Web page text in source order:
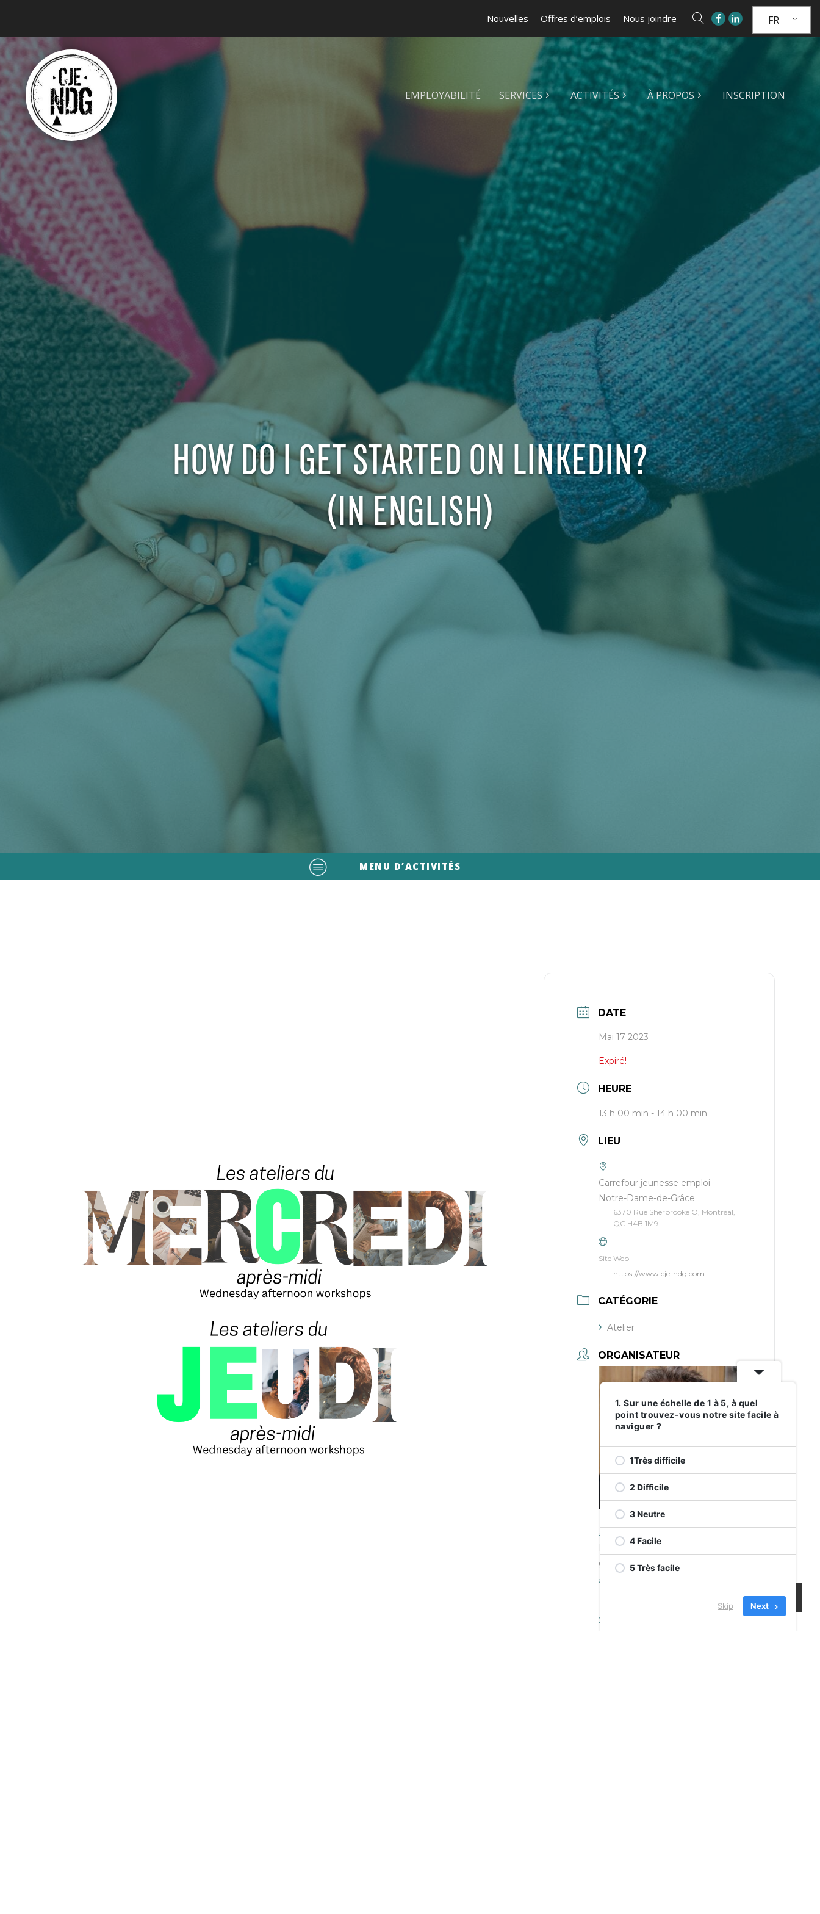
Nouvelles Offres d’emplois Nous joindre FR
EMPLOYABILITÉ SERVICES ACTIVITÉS À PROPOS INSCRIPTION
HOW DO I GET STARTED ON LINKEDIN?
(IN ENGLISH)
MENU D’ACTIVITÉS
DATE
Mai 17 2023
Expiré!
HEURE
13 h 00 min - 14 h 00 min
LIEU
Carrefour jeunesse emploi -
Notre-Dame-de-Grâce
6370 Rue Sherbrooke O, Montréal,
QC H4B 1M9
Site Web
https://www.cje-ndg.com
CATÉGORIE
Atelier
ORGANISATEUR
Hans Heisinger, Directeur
général
Téléphone
1. Sur une échelle de 1 à 5, à quel
point trouvez-vous notre site facile à
naviguer ?
1Très difficile
2 Difficile
3 Neutre
4 Facile
5 Très facile
Skip Next